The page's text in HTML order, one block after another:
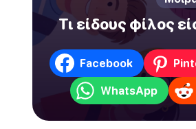
Τι είδους φίλος
Facebook
WhatsApp